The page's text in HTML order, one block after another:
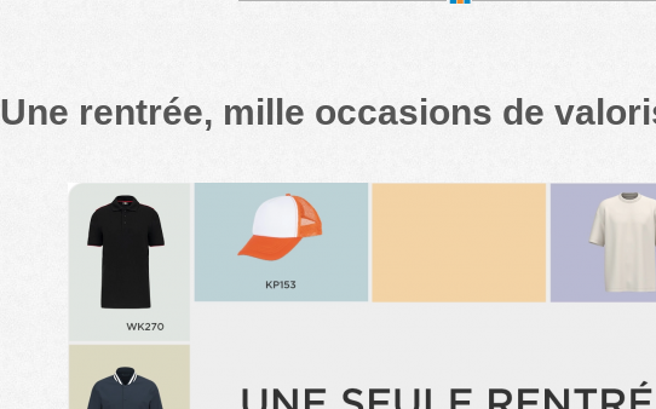
Une rentrée, mille occasions de